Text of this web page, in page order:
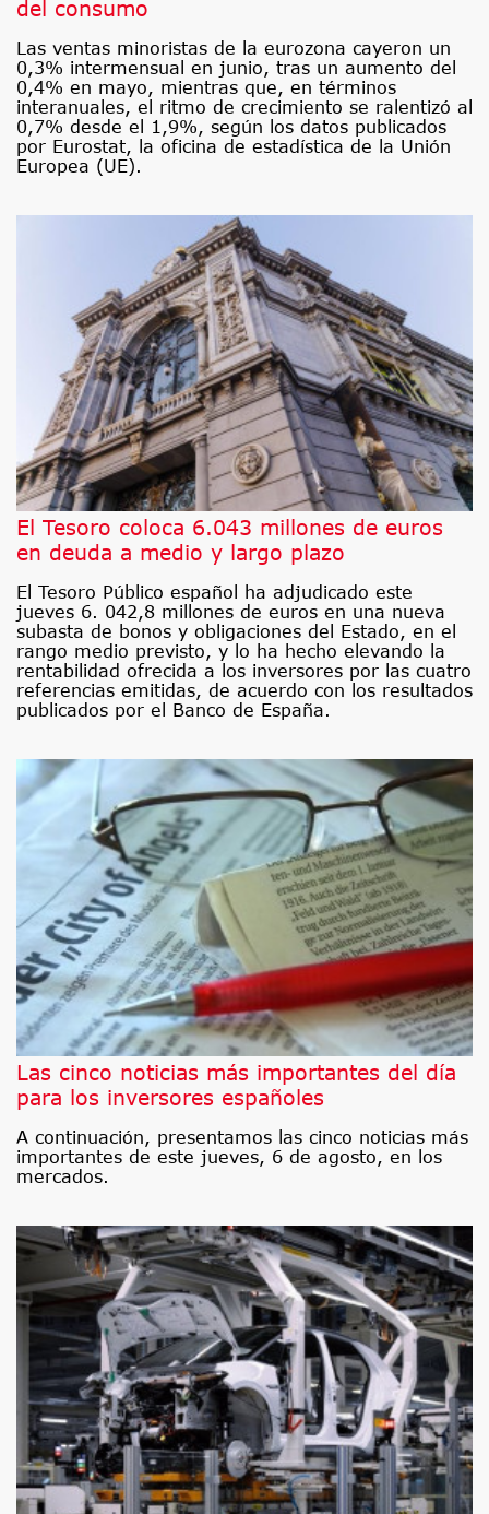
del consumo
Las ventas minoristas de la eurozona cayeron un
0,3% intermensual en junio, tras un aumento del
0,4% en mayo, mientras que, en términos
interanuales, el ritmo de crecimiento se ralentizó al
0,7% desde el 1,9%, según los datos publicados
por Eurostat, la oficina de estadística de la Unión
Europea (UE).
El Tesoro coloca 6.043 millones de euros
en deuda a medio y largo plazo
El Tesoro Público español ha adjudicado este
jueves 6. 042,8 millones de euros en una nueva
subasta de bonos y obligaciones del Estado, en el
rango medio previsto, y lo ha hecho elevando la
rentabilidad ofrecida a los inversores por las cuatro
referencias emitidas, de acuerdo con los resultados
publicados por el Banco de España.
Las cinco noticias más importantes del día
para los inversores españoles
A continuación, presentamos las cinco noticias más
importantes de este jueves, 6 de agosto, en los
mercados.